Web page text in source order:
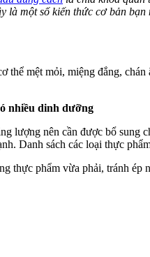
một số kiến thức cơ bản
thể mệt mỏi, miệng đắng,
nhiều dinh dưỡng
lượng nên cần được bổ sung
Danh sách các loại thực
thực phẩm vừa phải, tránh